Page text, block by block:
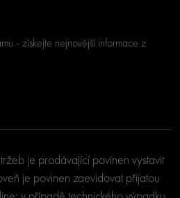
- získejte nejnovější informace z
je prodávající povinen vystavit
je povinen zaevidovat přijatou